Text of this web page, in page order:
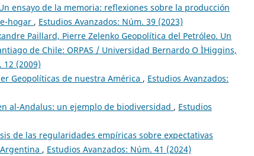
ensayo de la memoria: reflexiones sobre la producción
hogar , Estudios Avanzados: Núm. 39 (2023)
Paillard, Pierre Zelenko Geopolítica del Petróleo. Un
de Chile: ORPAS / Universidad Bernardo O ÌHiggins,
12 (2009)
Geopolíticas de nuestra América , Estudios Avanzados:
al-Andalus: un ejemplo de biodiversidad , Estudios
de las regularidades empíricas sobre expectativas
, Estudios Avanzados: Núm. 41 (2024)